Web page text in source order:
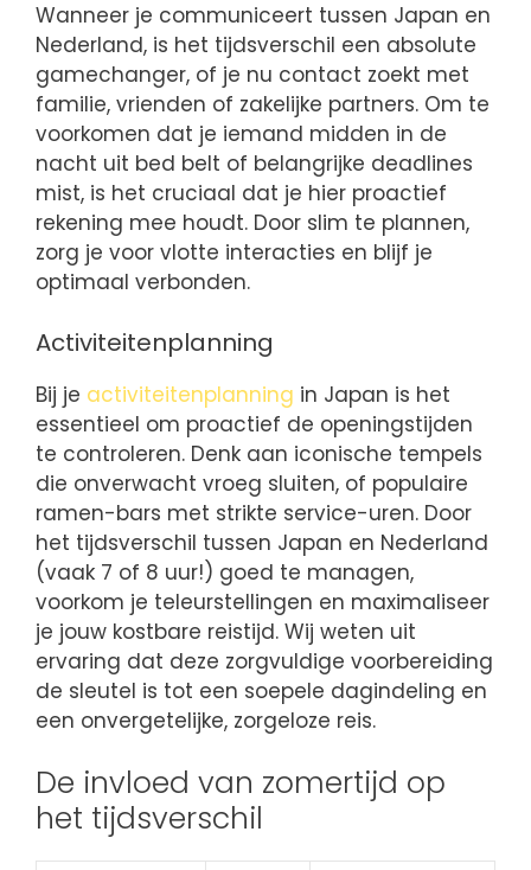
Wanneer je communiceert tussen Japan en
Nederland, is het tijdsverschil een absolute
gamechanger, of je nu contact zoekt met
familie, vrienden of zakelijke partners. Om te
voorkomen dat je iemand midden in de
nacht uit bed belt of belangrijke deadlines
mist, is het cruciaal dat je hier proactief
rekening mee houdt. Door slim te plannen,
zorg je voor vlotte interacties en blijf je
optimaal verbonden.
Activiteitenplanning
Bij je activiteitenplanning in Japan is het
essentieel om proactief de openingstijden
te controleren. Denk aan iconische tempels
die onverwacht vroeg sluiten, of populaire
ramen-bars met strikte service-uren. Door
het tijdsverschil tussen Japan en Nederland
(vaak 7 of 8 uur!) goed te managen,
voorkom je teleurstellingen en maximaliseer
je jouw kostbare reistijd. Wij weten uit
ervaring dat deze zorgvuldige voorbereiding
de sleutel is tot een soepele dagindeling en
een onvergetelijke, zorgeloze reis.
De invloed van zomertijd op
het tijdsverschil